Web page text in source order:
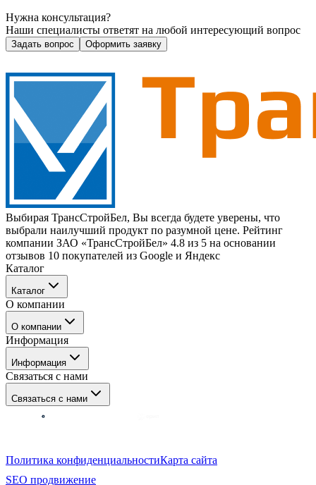
Нужна консультация?
Наши специалисты ответят на любой интересующий вопрос
Задать вопрос Оформить заявку
Выбирая ТрансСтройБел, Вы всегда будете уверены, что
выбрали наилучший продукт по разумной цене. Рейтинг
компании ЗАО «ТрансСтройБел» 4.8 из 5 на основании
отзывов 10 покупателей из Google и Яндекс
Каталог
Каталог
Техника
Навесное оборудование
Запчасти
Сервис и ремонт
О компании
О компании
Новости
Блог
Информация
Информация
Контакты
Связаться с нами
Связаться с нами
+375 44 532-21-55
Политика конфиденциальностиКарта сайта
SEO продвижение